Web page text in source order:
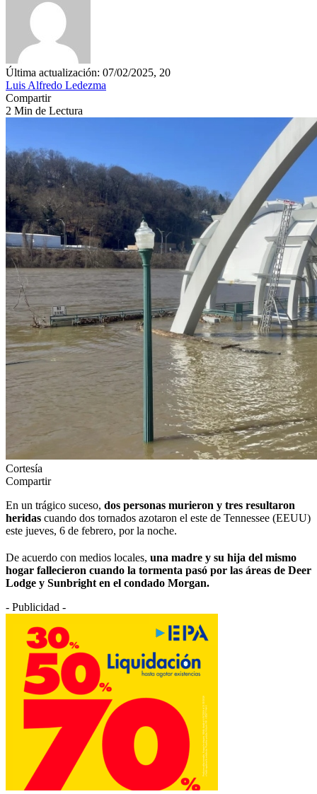
Última actualización: 07/02/2025, 20
Luis Alfredo Ledezma
Compartir
2 Min de Lectura
Cortesía
Compartir
En un trágico suceso, dos personas murieron y tres resultaron
heridas cuando dos tornados azotaron el este de Tennessee (EEUU)
este jueves, 6 de febrero, por la noche.
De acuerdo con medios locales, una madre y su hija del mismo
hogar fallecieron cuando la tormenta pasó por las áreas de Deer
Lodge y Sunbright en el condado Morgan.
- Publicidad -